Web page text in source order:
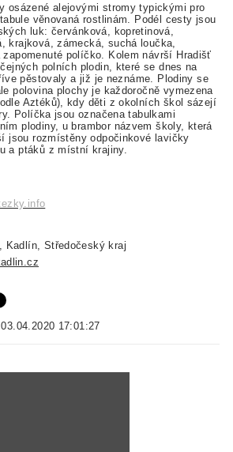
osázené alejovými stromy typickými pro
věnovaná rostlinám. Podél cesty jsou
luk: červánková, kopretinová,
krajková, zámecká, suchá loučka,
políčko. Kolem návrší Hradišť
polních plodin, které se dnes na
pěstovaly a již je neznáme. Plodiny se
polovina plochy je každoročně vymezena
Aztéků), kdy děti z okolních škol sázejí
Políčka jsou označena tabulkami
plodiny, u brambor názvem školy, která
jsou rozmístěny odpočinkové lavičky
a ptáků z místní krajiny.
Kadlín, Středočeský kraj
17:01:27